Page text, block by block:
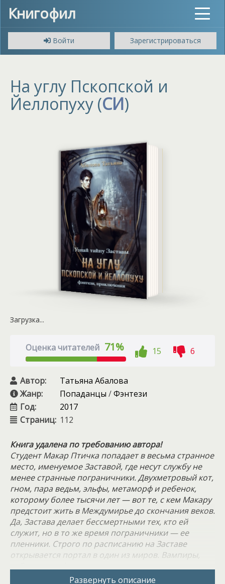
Книгофил
Toggle
Войти
Зарегистрироваться
На углу Пскопской и
Йеллопуху (СИ)
Загрузка...
Оценка читателей 71% 15 6
Автор:
Татьяна Абалова
Жанр:
Попаданцы /Фэнтези
Год:
2017
Страниц: 112
Книга удалена по требованию автора!
Студент Макар Птичка попадает в весьма странное
место, именуемое Заставой, где несут службу не
менее странные пограничники. Двухметровый кот,
гном, пара ведьм, эльфы, метаморф и ребенок,
которому более тысячи лет — вот те, с кем Макару
предстоит жить в Междумирье до скончания веков.
Да, Застава делает бессмертными тех, кто ей
служит, но в то же время пограничники — ее
пленники. Строго по расписанию на Заставе
открывается портал в один из миров. Вампиры,
чтобы попасть в наш мир. Земля для них — парк
Развернуть описание